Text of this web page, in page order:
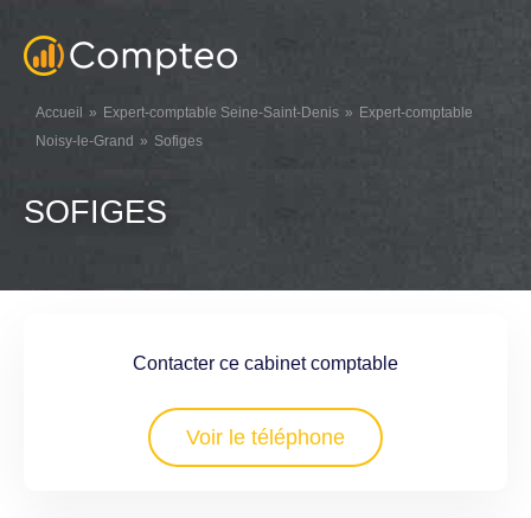
Accueil Expert-comptable Seine-Saint-Denis
Expert-comptable
Noisy-le-Grand
Sofiges
SOFIGES
Contacter ce cabinet comptable
Voir le téléphone